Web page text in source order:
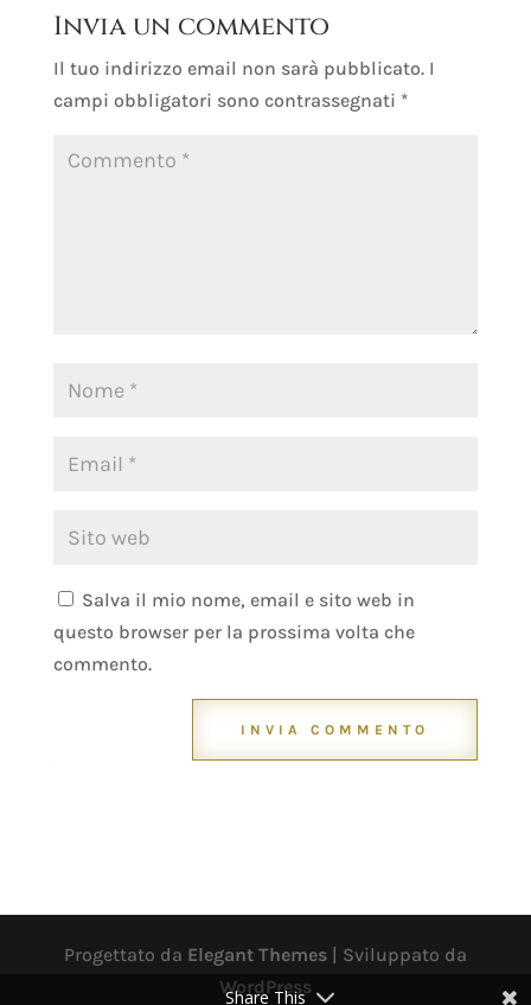
Invia un commento
Il tuo indirizzo email non sarà pubblicato. I
campi obbligatori sono contrassegnati *
Salva il mio nome, email e sito web in
questo browser per la prossima volta che
commento.
INVIA COMMENTO
Progettato da Elegant Themes| Sviluppato da
WordPress
Share This